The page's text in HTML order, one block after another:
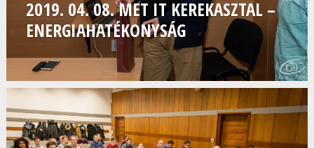
2019. 04. 08. MET IT KEREKASZTAL –
ENERGIAHATÉKONYSÁG